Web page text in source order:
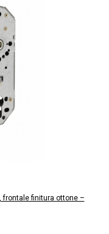
frontale finitura ottone –